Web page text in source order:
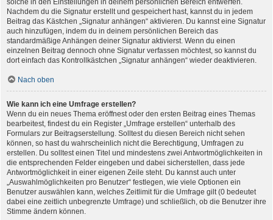
solche in den Einstellungen in deinem persönlichen Bereich entwerfen.
Nachdem du die Signatur erstellt und gespeichert hast, kannst du in jedem
Beitrag das Kästchen „Signatur anhängen“ aktivieren. Du kannst eine Signatur
auch hinzufügen, indem du in deinem persönlichen Bereich das
standardmäßige Anhängen deiner Signatur aktivierst. Wenn du einen
einzelnen Beitrag dennoch ohne Signatur verfassen möchtest, so kannst du
dort einfach das Kontrollkästchen „Signatur anhängen“ wieder deaktivieren.
Nach oben
Wie kann ich eine Umfrage erstellen?
Wenn du ein neues Thema eröffnest oder den ersten Beitrag eines Themas
bearbeitest, findest du ein Register „Umfrage erstellen“ unterhalb des
Formulars zur Beitragserstellung. Solltest du diesen Bereich nicht sehen
können, so hast du wahrscheinlich nicht die Berechtigung, Umfragen zu
erstellen. Du solltest einen Titel und mindestens zwei Antwortmöglichkeiten in
die entsprechenden Felder eingeben und dabei sicherstellen, dass jede
Antwortmöglichkeit in einer eigenen Zeile steht. Du kannst auch unter
„Auswahlmöglichkeiten pro Benutzer“ festlegen, wie viele Optionen ein
Benutzer auswählen kann, welches Zeitlimit für die Umfrage gilt (0 bedeutet
dabei eine zeitlich unbegrenzte Umfrage) und schließlich, ob die Benutzer ihre
Stimme ändern können.